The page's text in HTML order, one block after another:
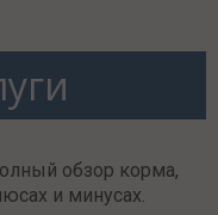
обзор корма,
и минусах.